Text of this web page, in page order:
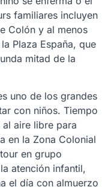
familiares incluyen
Colón y al menos
Plaza España, que
mitad de la
uno de los grandes
con niños. Tiempo
aire libre para
en la Zona Colonial
en grupo
atención infantil,
el día con almuerzo